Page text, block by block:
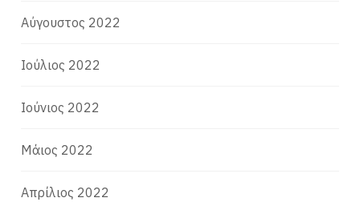
Αύγουστος 2022
Ιούλιος 2022
Ιούνιος 2022
Μάιος 2022
Απρίλιος 2022